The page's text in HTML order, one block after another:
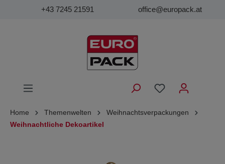
+43 7245 21591 office@europack.at
Home Themenwelten
Weihnachtsverpackungen
Weihnachtliche Dekoartikel